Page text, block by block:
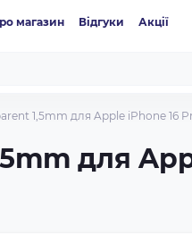
магазин Відгуки Акції
1,5mm для Apple iPhone 16
для